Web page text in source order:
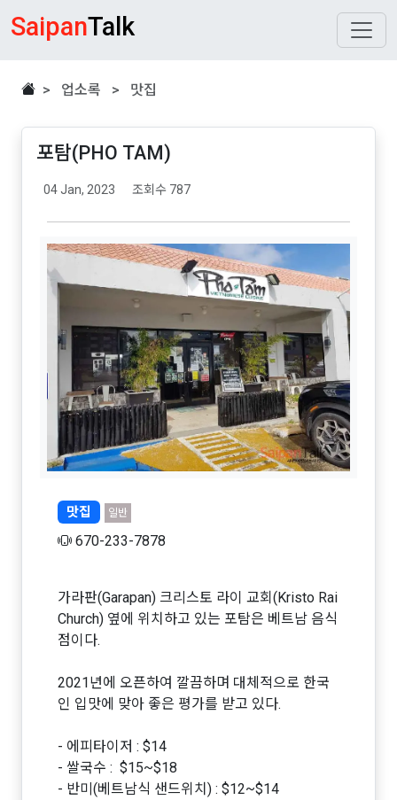
SaipanTalk
> 업소록 > 맛집
포탐(PHO TAM)
04 Jan, 2023 조회수 787
맛집 일반
670-233-7878
가라판(Garapan) 크리스토 라이 교회(Kristo Rai
Church) 옆에 위치하고 있는 포탐은 베트남 음식
점이다.
2021년에 오픈하여 깔끔하며 대체적으로 한국
인 입맛에 맞아 좋은 평가를 받고 있다.
- 에피타이저 : $14
- 쌀국수 : $15~$18
- 반미(베트남식 샌드위치) : $12~$14